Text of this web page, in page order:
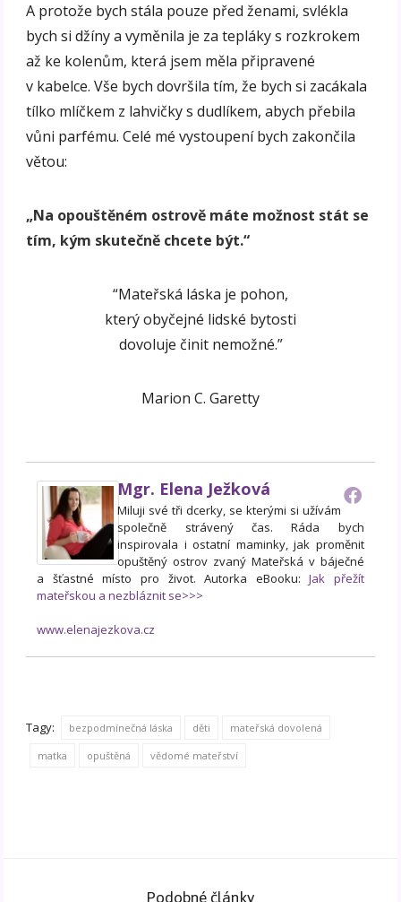
A protože bych stála pouze před ženami, svlékla
bych si džíny a vyměnila je za tepláky s rozkrokem
až ke kolenům, která jsem měla připravené
v kabelce. Vše bych dovršila tím, že bych si zacákala
tílko mlíčkem z lahvičky s dudlíkem, abych přebila
vůni parfému. Celé mé vystoupení bych zakončila
větou:
„Na opouštěném ostrově máte možnost stát se
tím, kým skutečně chcete být.“
“Mateřská láska je pohon,
který obyčejné lidské bytosti
dovoluje činit nemožné.”
Marion C. Garetty
Mgr. Elena Ježková
Miluji své tři dcerky, se kterými si užívám
společně strávený čas. Ráda bych
inspirovala i ostatní maminky, jak proměnit
opuštěný ostrov zvaný Mateřská v báječné
a šťastné místo pro život. Autorka eBooku:Jak přežít
mateřskou a nezbláznit se>>>
www.elenajezkova.cz
Tagy: bezpodmínečná láska děti mateřská dovolená
matka opuštěná vědomé mateřství